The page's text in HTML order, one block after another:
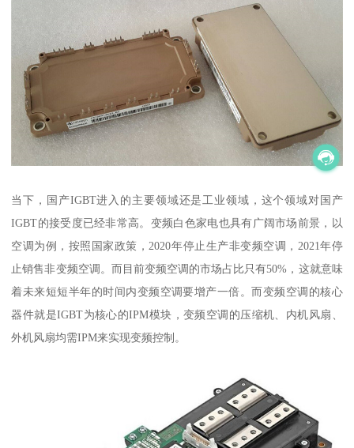
当下，国产IGBT进入的主要领域还是工业领域，这个领域对国产
IGBT的接受度已经非常高。变频白色家电也具有广阔市场前景，以
空调为例，按照国家政策，2020年停止生产非变频空调，2021年停
止销售非变频空调。而目前变频空调的市场占比只有50%，这就意味
着未来短短半年的时间内变频空调要增产一倍。而变频空调的核心
器件就是IGBT为核心的IPM模块，变频空调的压缩机、内机风扇、
外机风扇均需IPM来实现变频控制。